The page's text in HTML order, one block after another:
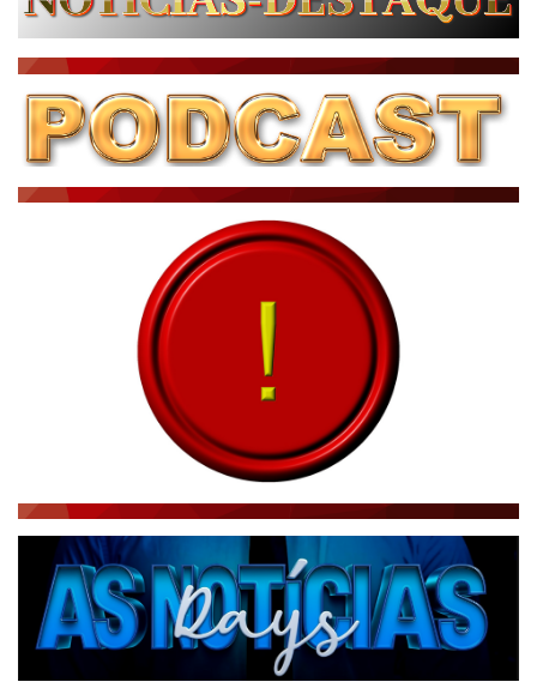
BRASIL DE FATO - ÚLTIMAS NOTÍCIAS
ÚLTIMAS NOTÍCIAS
NOTÍCIAS TAMBÉM NA TELA
BRASIL MUNDO AO VIVO
JORNAL DO BRASIL
NOTÍCIAS AO MINUTO
ACONTECEU...VIROU MANCHETE!